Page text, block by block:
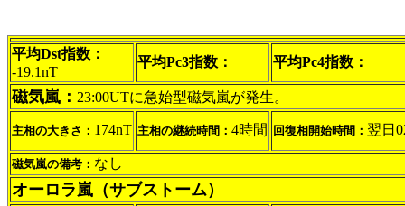
平均Dst指数：
-19.1nT
平均Pc3指数： 平均Pc4指数：
磁気嵐： 23:00UTに急始型磁気嵐が発生。
主相の大きさ： 174nT 主相の継続時間： 4時間 回復相開始時間： 翌日
磁気嵐の備考： なし
オーロラ嵐（サブストーム）